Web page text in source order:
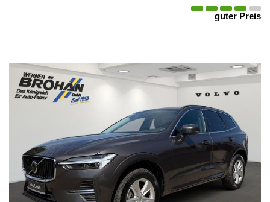
guter Preis